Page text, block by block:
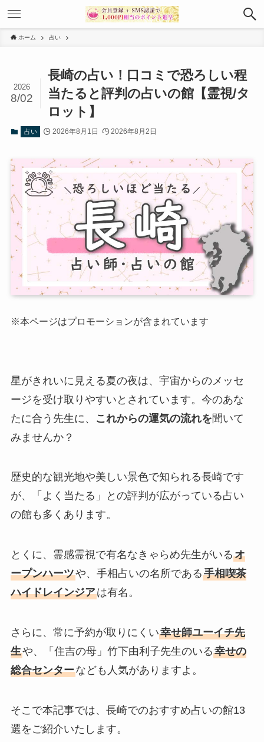
ホーム 占い
長崎の占い！口コミで恐ろしい程
当たると評判の占いの館【霊視/タ
ロット】
2026
8/02
占い 2026年8月1日 2026年8月2日
※本ページはプロモーションが含まれています
星がきれいに見える夏の夜は、宇宙からのメッセ
ージを受け取りやすいとされています。今のあな
たに合う先生に、
これからの運気の流れを聞いて
みませんか？
歴史的な観光地や美しい景色で知られる長崎です
が、「よく当たる」との評判が広がっている占い
の館も多くあります。
とくに、霊感霊視で有名なきゃらめ先生がいるオ
ープンハーツや、手相占いの名所である手相喫茶
ハイドレインジアは有名。
さらに、常に予約が取りにくい幸せ師ユーイチ先
生や、「住吉の母」竹下由利子先生のいる幸せの
総合センターなども人気がありますよ。
そこで本記事では、長崎でのおすすめ占いの館13
選をご紹介いたします。